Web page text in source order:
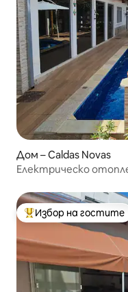
Дом – Caldas Novas
Електрическо
Най-популярен
Избор на гостите